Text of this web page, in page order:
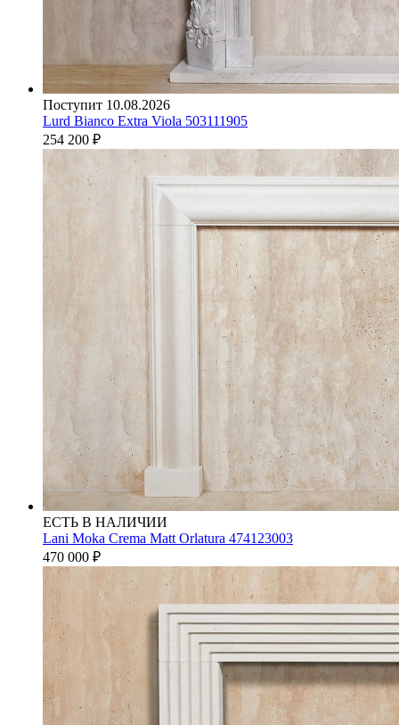
Поступит 10.08.2026
Lurd Bianco Extra Viola 503111905
254 200 ₽
ЕСТЬ В НАЛИЧИИ
Lani Moka Crema Matt Orlatura 474123003
470 000 ₽